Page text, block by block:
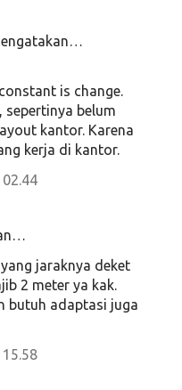
is change.
sepertinya belum
kantor. Karena
kerja di kantor.
jaraknya deket
2 meter ya kak.
butuh adaptasi juga